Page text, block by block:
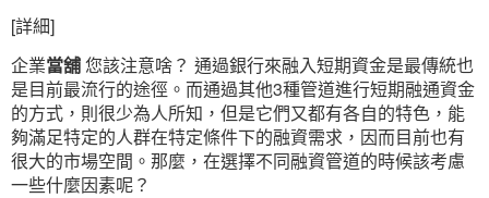
[詳細]
企業當舖您該注意啥？ 通過銀行來融入短期資金是最傳統也
是目前最流行的途徑。而通過其他3種管道進行短期融通資金
的方式，則很少為人所知，但是它們又都有各自的特色，能
夠滿足特定的人群在特定條件下的融資需求，因而目前也有
很大的市場空間。那麼，在選擇不同融資管道的時候該考慮
一些什麼因素呢？